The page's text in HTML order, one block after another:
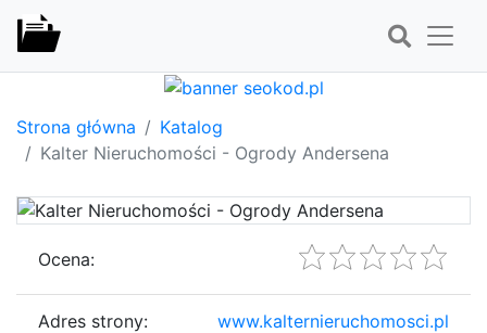
Strona główna
Katalog
Kalter Nieruchomości - Ogrody Andersena
Ocena:
Adres strony: www.kalternieruchomosci.pl